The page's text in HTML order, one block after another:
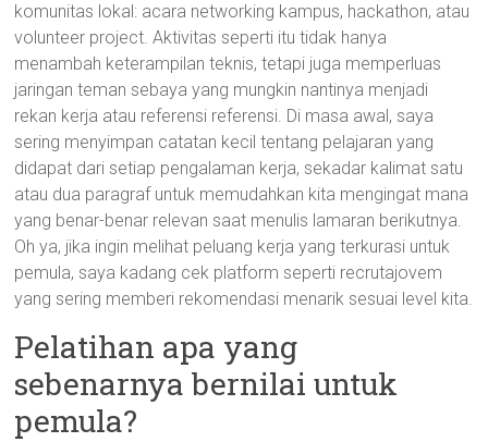
komunitas lokal: acara networking kampus, hackathon, atau
volunteer project. Aktivitas seperti itu tidak hanya
menambah keterampilan teknis, tetapi juga memperluas
jaringan teman sebaya yang mungkin nantinya menjadi
rekan kerja atau referensi referensi. Di masa awal, saya
sering menyimpan catatan kecil tentang pelajaran yang
didapat dari setiap pengalaman kerja, sekadar kalimat satu
atau dua paragraf untuk memudahkan kita mengingat mana
yang benar-benar relevan saat menulis lamaran berikutnya.
Oh ya, jika ingin melihat peluang kerja yang terkurasi untuk
pemula, saya kadang cek platform seperti recrutajovem
yang sering memberi rekomendasi menarik sesuai level kita.
Pelatihan apa yang
sebenarnya bernilai untuk
pemula?